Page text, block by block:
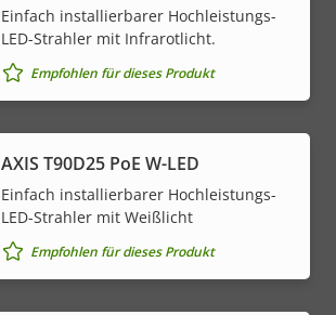
Einfach installierbarer Hochleistungs-
LED-Strahler mit Infrarotlicht.
Empfohlen für dieses Produkt
AXIS T90D25 PoE W-LED
Einfach installierbarer Hochleistungs-
LED-Strahler mit Weißlicht
Empfohlen für dieses Produkt